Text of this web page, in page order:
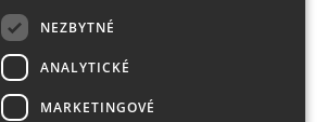
NEZBYTNÉ
ANALYTICKÉ
MARKETINGOVÉ